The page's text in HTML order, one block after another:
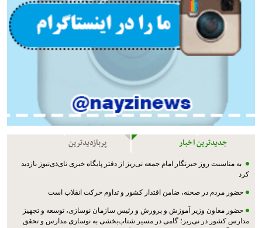
جدیدترین اخبار پربازدیدترین
به مناسبت روز خبرنگار امام جمعه نی‌ریز از دفتر پایگاه خبری نای‌ذی‌نیوز بازدید
کرد
حضور مردم در صحنه، ضامن اقتدار کشور و تداوم حرکت انقلاب است
حضور معاون وزیر آموزش و پرورش و رئیس سازمان نوسازی، توسعه و تجهیز
مدارس کشور در نی‌ریز؛ گامی در مسیر شتاب‌بخشی به نوسازی مدارس و تحقق